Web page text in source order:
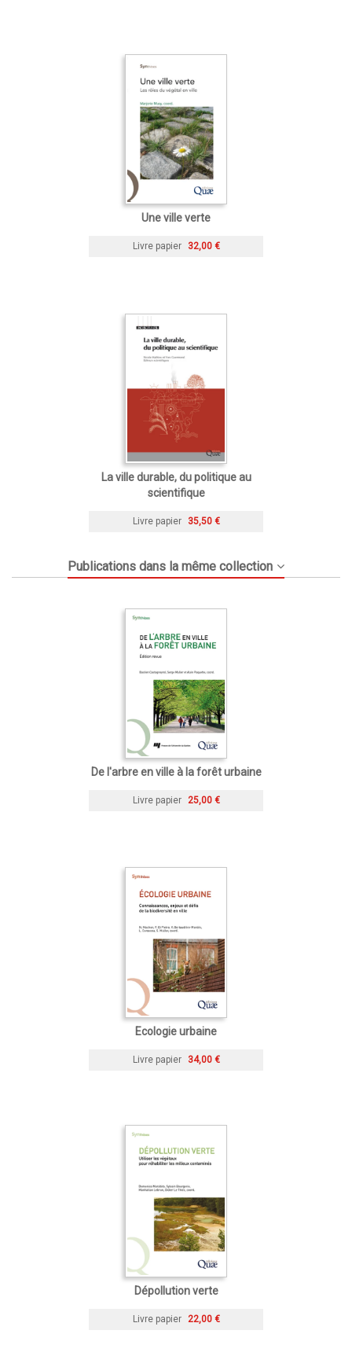
Une ville verte
Livre papier 32,00 €
La ville durable, du politique au
scientifique
Livre papier 35,50 €
Publications dans la même collection
De l'arbre en ville à la forêt urbaine
Livre papier 25,00 €
Ecologie urbaine
Livre papier 34,00 €
Dépollution verte
Livre papier 22,00 €